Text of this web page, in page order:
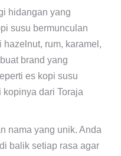
hidangan yang
susu bermunculan
rum, karamel,
brand yang
es kopi susu
dari Toraja
nama yang unik. Anda
balik setiap rasa agar